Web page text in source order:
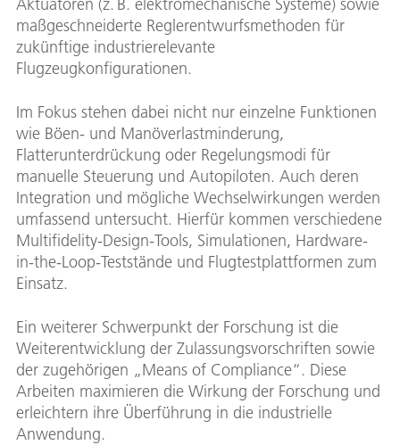
maßgeschneiderte Reglerentwurfsmethoden für
zukünftige industrierelevante
Flugzeugkonfigurationen.
Im Fokus stehen dabei nicht nur einzelne Funktionen
wie Böen- und Manöverlastminderung,
Flatterunterdrückung oder Regelungsmodi für
manuelle Steuerung und Autopiloten. Auch deren
Integration und mögliche Wechselwirkungen werden
umfassend untersucht. Hierfür kommen verschiedene
Multifidelity-Design-Tools, Simulationen, Hardware-
in-the-Loop-Teststände und Flugtestplattformen zum
Einsatz.
Ein weiterer Schwerpunkt der Forschung ist die
Weiterentwicklung der Zulassungsvorschriften sowie
der zugehörigen „Means of Compliance“. Diese
Arbeiten maximieren die Wirkung der Forschung und
erleichtern ihre Überführung in die industrielle
Anwendung.